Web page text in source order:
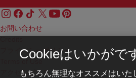
お問い合わせ
プライバシーポリシー
アクセシビリティ
Cookieはいかがで
もちろん無理なオススメはいた